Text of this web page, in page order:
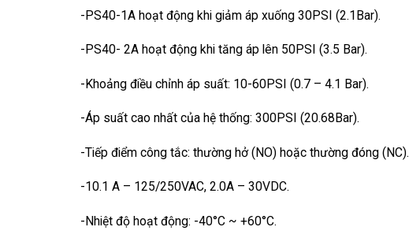
-PS40-1A hoạt động khi giảm áp xuống 30PSI (2.1Bar).
-PS40- 2A hoạt động khi tăng áp lên 50PSI (3.5 Bar).
-Khoảng điều chỉnh áp suất: 10-60PSI (0.7 – 4.1 Bar).
-Áp suất cao nhất của hệ thống: 300PSI (20.68Bar).
-Tiếp điểm công tắc: thường hở (NO) hoặc thường đóng (NC).
-10.1 A – 125/250VAC, 2.0A – 30VDC.
-Nhiệt độ hoạt động: -40°C ~ +60°C.